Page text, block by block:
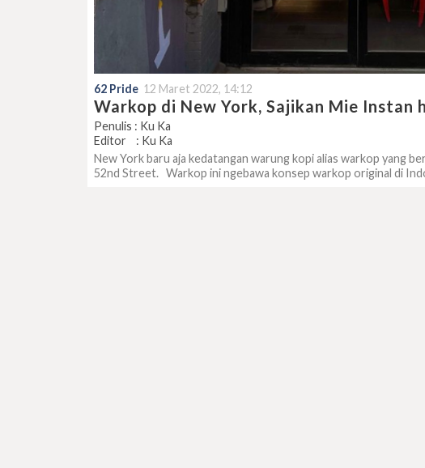
62 Pride 12 Maret 2022, 14:12
Warkop di New York, Sajikan Mie Instan
Penulis : Ku Ka
Editor : Ku Ka
New York baru aja kedatangan warung kopi alias warkop yang
52nd Street. Warkop ini ngebawa konsep warkop original di